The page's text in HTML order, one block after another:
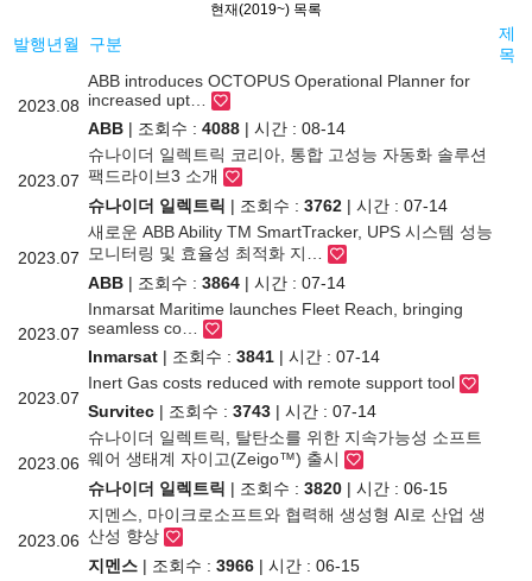
현재(2019~) 목록
발행년월 구분
제
목
2023.08
ABB introduces OCTOPUS Operational Planner for
increased upt…
ABB | 조회수 : 4088 | 시간 : 08-14
2023.07
슈나이더 일렉트릭 코리아, 통합 고성능 자동화 솔루션
팩드라이브3 소개
슈나이더 일렉트릭 | 조회수 : 3762 | 시간 : 07-14
2023.07
새로운 ABB Ability TM SmartTracker, UPS 시스템 성능
모니터링 및 효율성 최적화 지…
ABB | 조회수 : 3864 | 시간 : 07-14
2023.07
Inmarsat Maritime launches Fleet Reach, bringing
seamless co…
Inmarsat | 조회수 : 3841 | 시간 : 07-14
2023.07
Inert Gas costs reduced with remote support tool
Survitec | 조회수 : 3743 | 시간 : 07-14
2023.06
슈나이더 일렉트릭, 탈탄소를 위한 지속가능성 소프트
웨어 생태계 자이고(Zeigo™) 출시
슈나이더 일렉트릭 | 조회수 : 3820 | 시간 : 06-15
2023.06
지멘스, 마이크로소프트와 협력해 생성형 AI로 산업 생
산성 향상
지멘스 | 조회수 : 3966 | 시간 : 06-15